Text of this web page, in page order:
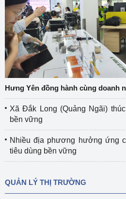
Hưng Yên đồng hành cùng doanh
Xã Đắk Long (Quảng Ngãi)
bền vững
Nhiều địa phương hưởng ứng
tiêu dùng bền vững
QUẢN LÝ THỊ TRƯỜNG